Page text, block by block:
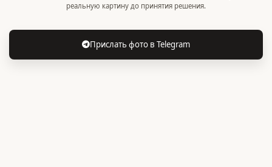
реальную картину до принятия решения.
Прислать фото в Telegram